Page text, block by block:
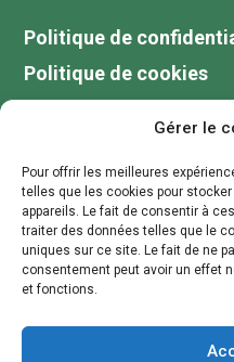
Gérer le
Pour offrir les meilleures
telles que les cookies pour
appareils. Le fait de consentir à
traiter des données telles que le
uniques sur ce site. Le fait de ne
consentement peut avoir un effet
et fonctions.
Politique de
Politique de cookies
Blog
Votre guide de pêche
Contactez moi